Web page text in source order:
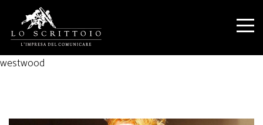
westwood